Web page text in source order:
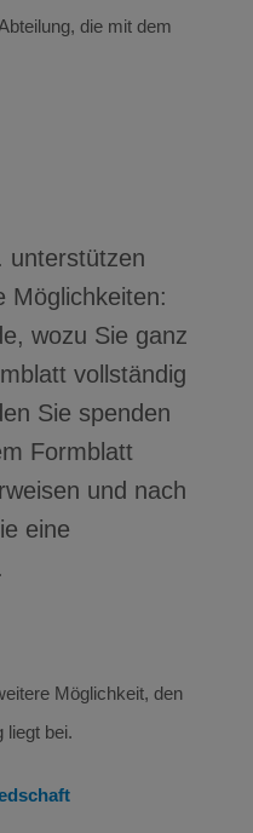
die mit dem
unterstützen
Möglichkeiten:
wozu Sie ganz
vollständig
Sie spenden
Formblatt
und nach
eine
Möglichkeit, den
liegt bei.